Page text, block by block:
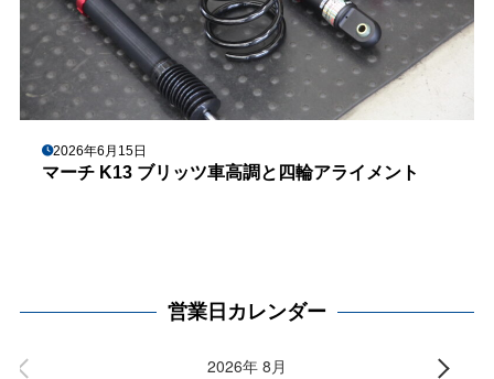
2026年6月15日
マーチ K13 ブリッツ車高調と四輪アライメント
営業日カレンダー
2026年 8月